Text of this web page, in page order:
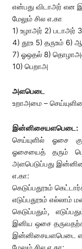
என்பது விடாஅர் என
மேலும் சில எ.கா
1) உழாஅர் 2) படாஅர்
4) தூஉ 5) தருஉம் 6)
7) ஓஒதல் 8)
10) பெறாஅ
அளபெடை
உறாஅமை –
இன்னிசையளபெடை:
செய்யுளில் ஓசை
ஓசையைத் தரும்
அளபெடுப்பது
எ.கா:
கெடுப்பதூஉம்
எடுப்பதூஉம் எல்லாம்
கெடுப்பதும்,
இனிய ஒசை
இன்னிசையளபெடை